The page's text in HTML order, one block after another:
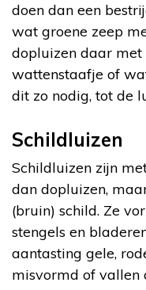
doen dan een
wat groene zeep
dopluizen daar met
wattenstaafje of
dit zo nodig, tot de
Schildluizen
Schildluizen zijn
dan dopluizen,
(bruin) schild. Ze
stengels en
aantasting gele,
misvormd of vallen